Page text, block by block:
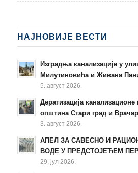
НАЈНОВИЈЕ ВЕСТИ
Изградња канализације у
Милутиновића и Живана
5. август 2026.
Дератизација
општина Стари град и Врачар
3. август 2026.
АПЕЛ ЗА САВЕСНО И
ВОДЕ У ПРЕДСТОЈЕЋЕМ
29. јул 2026.